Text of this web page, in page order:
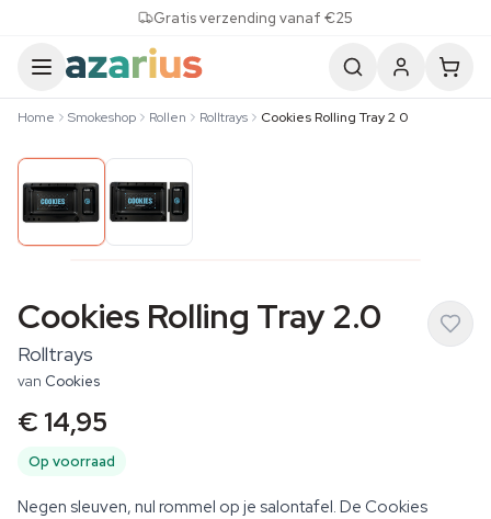
Gratis verzending vanaf €25
Home Smokeshop Rollen Rolltrays Cookies Rolling Tray 2 0
Cookies Rolling Tray 2.0
Rolltrays
van Cookies
€ 14,95
Op voorraad
Negen sleuven, nul rommel op je salontafel. De Cookies